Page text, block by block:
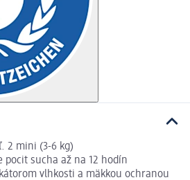
2 mini (3-6 kg)
sucha až na 12 hodín
vlhkosti a mäkkou ochranou